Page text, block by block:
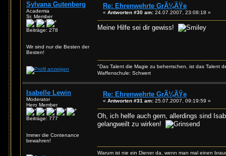
Sylvana Gutenberg
Academia
Sr. Member
Beiträge: 278
Wir sind nur die Besten der
Besten!
Re: Ehrenwehrte GrÃ¼ÃŸe
« Antworten #30 am: 24.07.2007, 23:08:18 »
Meine Hilfe sei dir gewiss!
"Das Talent die Magie zu beherrschen, ist das Talent
Waffenschule: Schwert
Isabelle Lewin
Moderator
Hero Member
Beiträge: 777
Immer die Contenance
bewahren!
Re: Ehrenwehrte GrÃ¼ÃŸe
« Antworten #31 am: 25.07.2007, 09:19:59 »
Oh, ich helfe auch gern, allerdings sind
gelangweilt zu wirken!
Warum ist nie ein Diener da, wenn man mal einen